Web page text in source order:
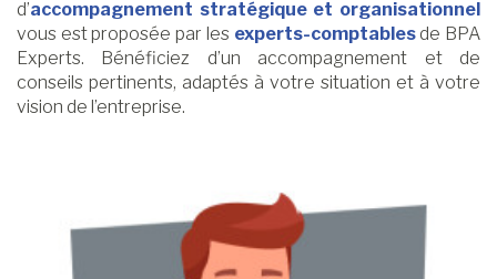
d’accompagnement stratégique et organisationnel
vous est proposée par les experts-comptablesde BPA
Experts. Bénéficiez d’un accompagnement et de
conseils pertinents, adaptés à votre situation et à votre
vision de l’entreprise.